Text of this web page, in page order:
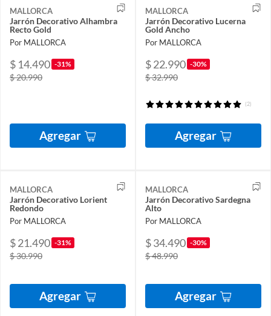
MALLORCA
Jarrón Decorativo Alhambra
Recto Gold
Por MALLORCA
$ 14.490 -31%
$ 20.990
Agregar
MALLORCA
Jarrón Decorativo Lucerna
Gold Ancho
Por MALLORCA
$ 22.990 -30%
$ 32.990
(2)
Agregar
MALLORCA
Jarrón Decorativo Lorient
Redondo
Por MALLORCA
$ 21.490 -31%
$ 30.990
Agregar
MALLORCA
Jarrón Decorativo Sardegna
Alto
Por MALLORCA
$ 34.490 -30%
$ 48.990
Agregar